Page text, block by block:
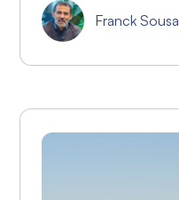
Franck Sousa